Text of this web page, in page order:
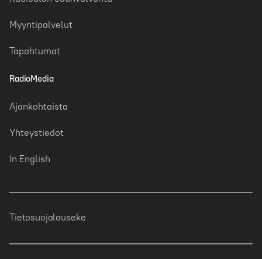
Myyntipalvelut
Tapahtumat
RadioMedia
Ajankohtaista
Yhteystiedot
In English
Tietosuojalauseke